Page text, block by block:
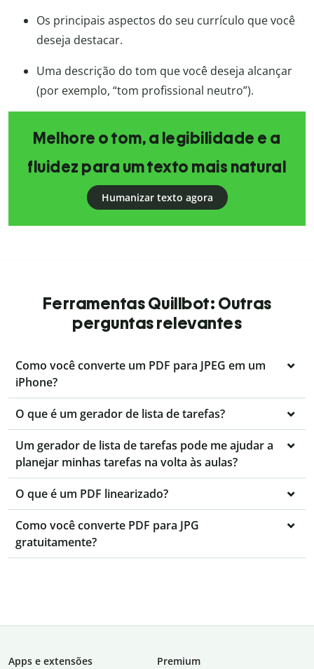
Os principais aspectos do seu currículo que você
deseja destacar.
Uma descrição do tom que você deseja alcançar
(por exemplo, “tom profissional neutro”).
Melhore o tom, a legibilidade e a
fluidez para um texto mais natural
Humanizar texto agora
Ferramentas Quillbot: Outras
perguntas relevantes
Como você converte um PDF para JPEG em um
iPhone?
O que é um gerador de lista de tarefas?
Um gerador de lista de tarefas pode me ajudar a
planejar minhas tarefas na volta às aulas?
O que é um PDF linearizado?
Como você converte PDF para JPG
gratuitamente?
Apps e extensões
Premium